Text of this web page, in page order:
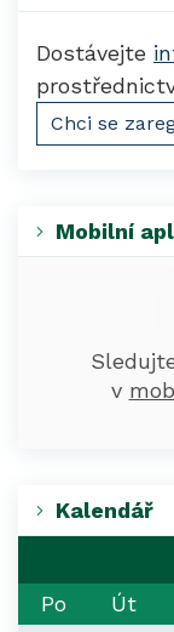
Dostávejte
Chci se
Mobilní
v
Kalendář
Po
Út